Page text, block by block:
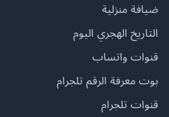
ضيافة منزلية
التاريخ الهجري اليوم
قنوات واتساب
بوت معرفة الرقم تلجرام
قنوات تلجرام